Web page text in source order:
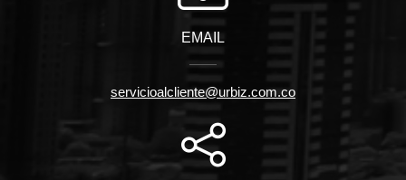
EMAIL
servicioalcliente@urbiz.com.co